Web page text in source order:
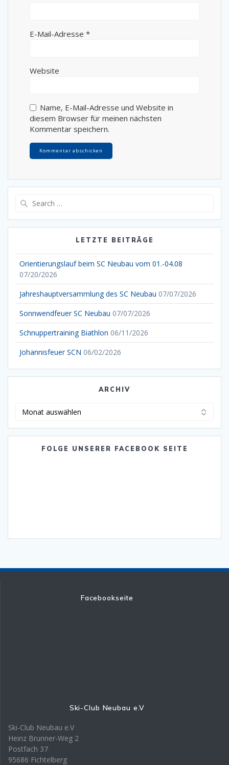
E-Mail-Adresse *
Website
Name, E-Mail-Adresse und Website in
diesem Browser für meinen nächsten
Kommentar speichern.
LETZTE BEITRÄGE
Orientierungslauf beim SC Neubau vom 01.-04.08
07/20/2026
Jahreshauptversammlung des SC Neubau 07/07/2026
Sonnwendfeuer SC Neubau 07/07/2026
Schnuppertraining Biathlon 06/11/2026
Johannisfeuer SCN 06/02/2026
ARCHIV
FOLGE UNSERER FACEBOOK SEITE
Facebookseite
Ski-Club Neubau e.V
Ski-Club Neubau e.V
Heinz Brunner-Weg 2
Postfach 37
95686 Fichtelberg